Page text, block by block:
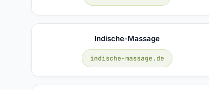
Indische-Massage
indische-massage.de